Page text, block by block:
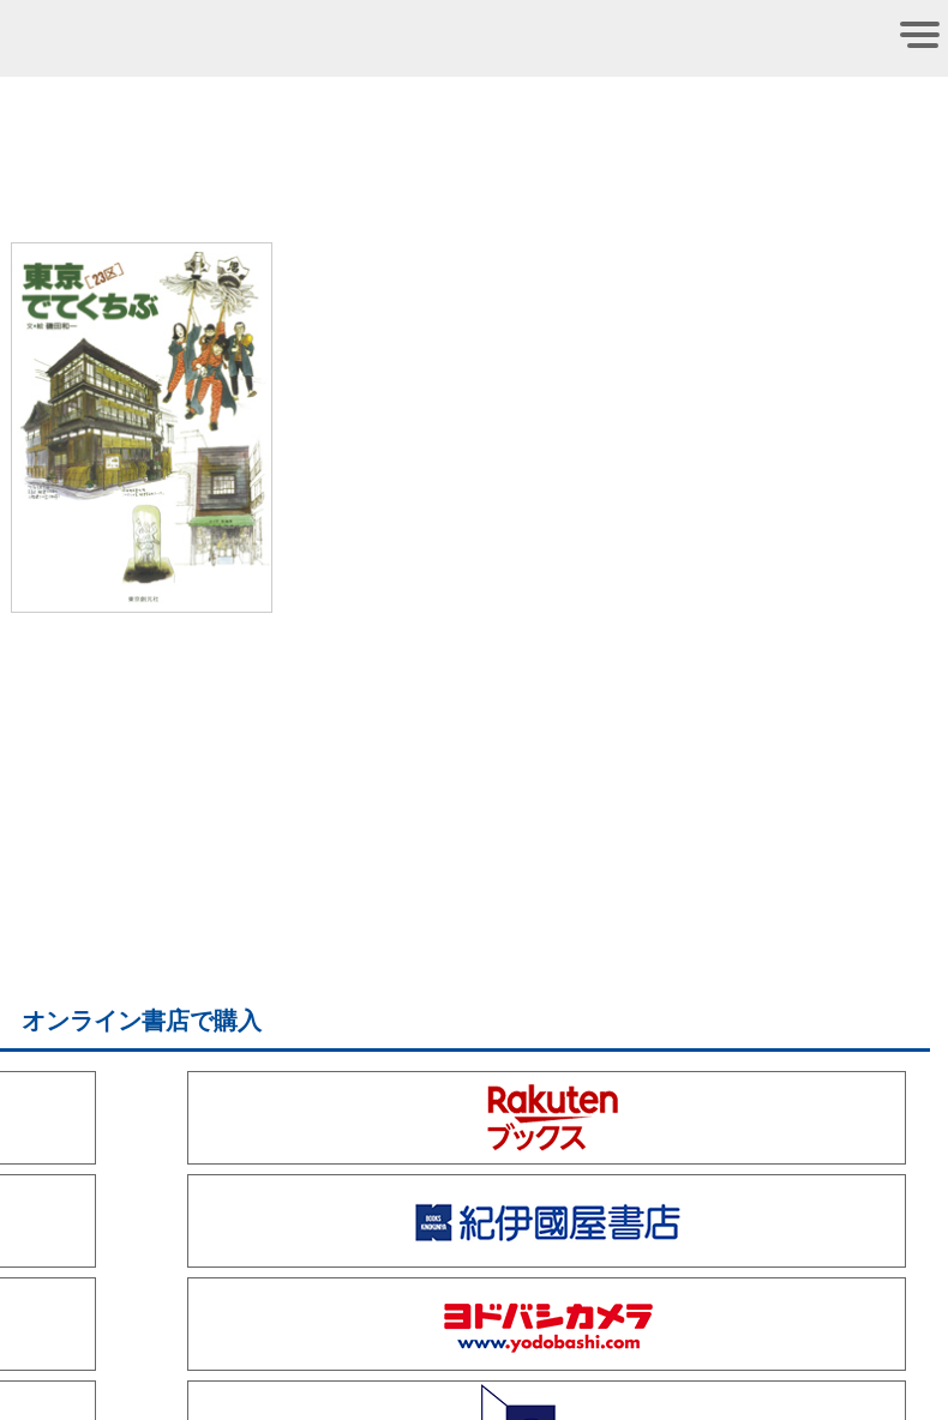
オンライン書店で購入